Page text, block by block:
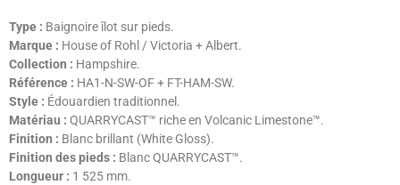
Type : Baignoire îlot sur pieds.
Marque : House of Rohl / Victoria + Albert.
Collection : Hampshire.
Référence : HA1-N-SW-OF + FT-HAM-SW.
Style : Édouardien traditionnel.
Matériau : QUARRYCAST™ riche en Volcanic Limestone™.
Finition : Blanc brillant (White Gloss).
Finition des pieds : Blanc QUARRYCAST™.
Longueur : 1 525 mm.